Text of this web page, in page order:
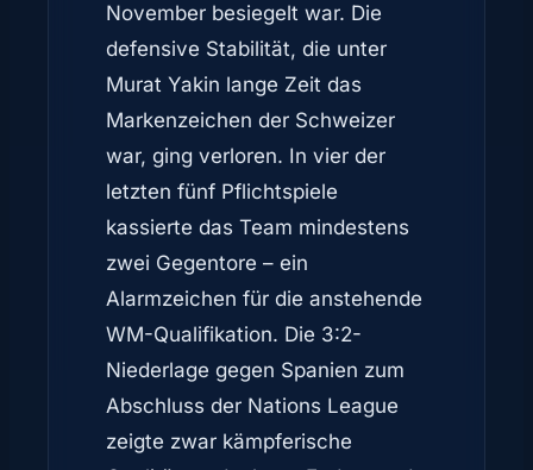
November besiegelt war. Die
defensive Stabilität, die unter
Murat Yakin lange Zeit das
Markenzeichen der Schweizer
war, ging verloren. In vier der
letzten fünf Pflichtspiele
kassierte das Team mindestens
zwei Gegentore – ein
Alarmzeichen für die anstehende
WM-Qualifikation. Die 3:2-
Niederlage gegen Spanien zum
Abschluss der Nations League
zeigte zwar kämpferische